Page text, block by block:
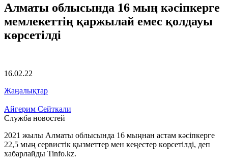
Алматы облысында 16 мың кәсіпкерге
мемлекеттің қаржылай емес қолдауы
көрсетілді
16.02.22
Жаңалықтар
Айгерим Сейткали
Служба новостей
2021 жылы Алматы облысында 16 мыңнан астам кәсіпкерге
22,5 мың сервистік қызметтер мен кеңестер көрсетілді, деп
хабарлайды Tinfo.kz.